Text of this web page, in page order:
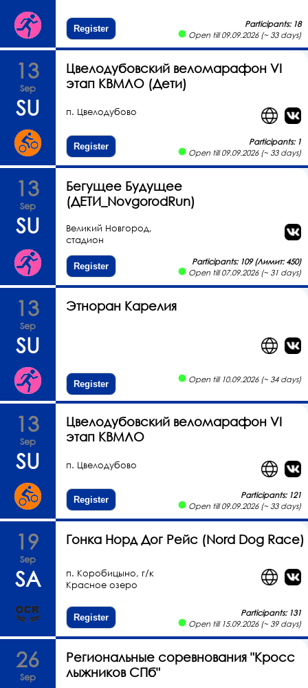
Register
Participants: 18
Open till 09.09.2026 (~ 33 days)
13
Sep
SU
Цвелодубовский веломарафон VI
этап КВМЛО (Дети)
п. Цвелодубово
Register
Participants: 1
Open till 09.09.2026 (~ 33 days)
13
Sep
SU
Бегущее Будущее
(ДЕТИ_NovgorodRun)
Великий Новгород,
стадион
Register
Participants: 109 (Лимит: 450)
Open till 07.09.2026 (~ 31 days)
13
Sep
SU
Этноран Карелия
Register Open till 10.09.2026 (~ 34 days)
13
Sep
SU
Цвелодубовский веломарафон VI
этап КВМЛО
п. Цвелодубово
Register
Participants: 121
Open till 09.09.2026 (~ 33 days)
19
Sep
SA
Гонка Норд Дог Рейс (Nord Dog Race)
п. Коробицыно, г/к
Красное озеро
Register
Participants: 131
Open till 15.09.2026 (~ 39 days)
26
Sep
Региональные соревнования "Кросс
лыжников СПб"